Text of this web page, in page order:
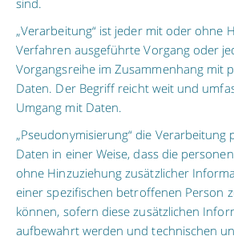
sind.
„Verarbeitung“ ist jeder mit oder ohne
Verfahren ausgeführte Vorgang oder
Vorgangsreihe im Zusammenhang mit
Daten. Der Begriff reicht weit und
Umgang mit Daten.
„Pseudonymisierung“ die
Daten in einer Weise, dass die
ohne Hinzuziehung zusätzlicher
einer spezifischen betroffenen Person
können, sofern diese zusätzlichen
aufbewahrt werden und technischen